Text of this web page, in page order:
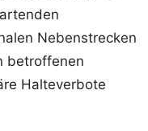
Nebenstrecken
betroffenen
Halteverbote